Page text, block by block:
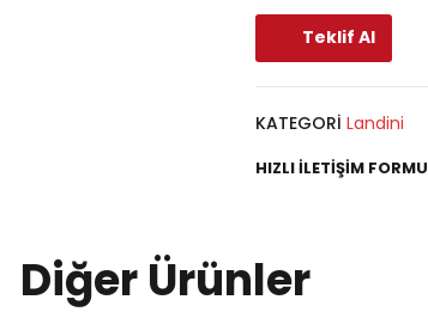
Teklif Al
KATEGORI Landini
HIZLI İLETIŞIM FORMU
Diğer Ürünler